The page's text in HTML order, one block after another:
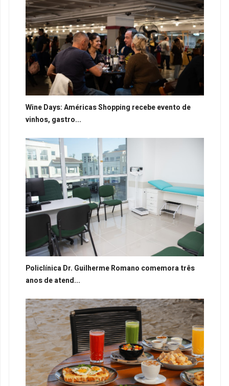
Wine Days: Américas Shopping recebe evento de
vinhos, gastro...
Policlínica Dr. Guilherme Romano comemora três
anos de atend...